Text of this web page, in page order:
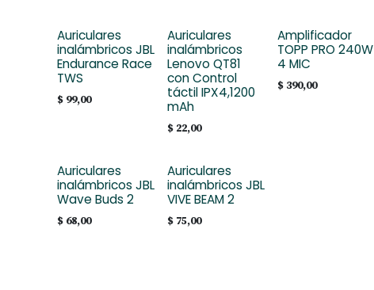
Auriculares
inalámbricos JBL
Endurance Race
TWS
$ 99,00
Auriculares
inalámbricos
Lenovo QT81
con Control
táctil IPX4,1200
mAh
$ 22,00
Amplificador
TOPP PRO 240W
4 MIC
$ 390,00
Auriculares
inalámbricos JBL
Wave Buds 2
$ 68,00
Auriculares
inalámbricos JBL
VIVE BEAM 2
$ 75,00